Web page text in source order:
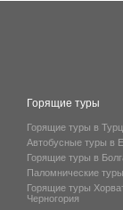
Горящие туры
Горящие туры в
Автобусные туры в
Горящие туры в
Паломнические туры
Горящие туры
Черногория